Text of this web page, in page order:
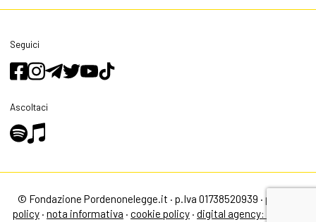
Seguici
Ascoltaci
© Fondazione Pordenonelegge.it · p.Iva 01738520939 · privacy
policy · nota informativa · cookie policy · digital agency: alea.pro